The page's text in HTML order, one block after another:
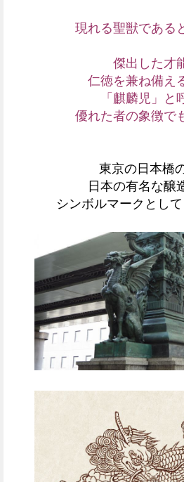
現れる聖獣である
傑出した才
仁徳を兼ね備え
「麒麟児」と
優れた者の象徴で
東京の日本橋
日本の有名な醸
シンボルマークとし